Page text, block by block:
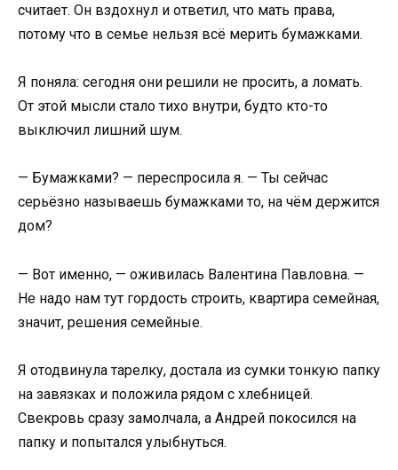
считает. Он вздохнул и ответил, что мать права,
потому что в семье нельзя всё мерить бумажками.
Я поняла: сегодня они решили не просить, а ломать.
От этой мысли стало тихо внутри, будто кто-то
выключил лишний шум.
— Бумажками? — переспросила я. — Ты сейчас
серьёзно называешь бумажками то, на чём держится
дом?
— Вот именно, — оживилась Валентина Павловна. —
Не надо нам тут гордость строить, квартира семейная,
значит, решения семейные.
Я отодвинула тарелку, достала из сумки тонкую папку
на завязках и положила рядом с хлебницей.
Свекровь сразу замолчала, а Андрей покосился на
папку и попытался улыбнуться.